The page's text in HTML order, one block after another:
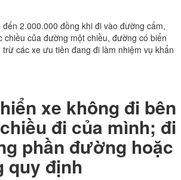
2.000.000 đồng khi đi vào đường cấm,
chiều của đường một chiều, đường có biển
các xe ưu tiên đang đi làm nhiệm vụ khẩn
xe không đi bên
đi của mình; đi
phần đường hoặc
quy định